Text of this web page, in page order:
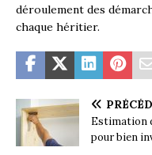
déroulement des
chaque héritier.
Estimation
pour bien